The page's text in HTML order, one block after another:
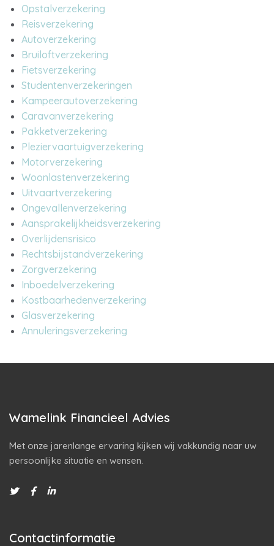
Opstalverzekering
Reisverzekering
Autoverzekering
Bruiloftverzekering
Fietsverzekering
Studentenverzekeringen
Kampeerautoverzekering
Caravanverzekering
Pakketverzekering
Pleziervaartuigverzekering
Motorverzekering
Woonlastenverzekering
Uitvaartverzekering
Ongevallenverzekering
Aansprakelijkheidsverzekering
Overlijdensrisico
Rechtsbijstandverzekering
Zorgverzekering
Inboedelverzekering
Kostbaarhedenverzekering
Glasverzekering
Annuleringsverzekering
Wamelink Financieel Advies
Met onze jarenlange ervaring kijken wij vakkundig naar uw
persoonlijke situatie en wensen.
Contactinformatie